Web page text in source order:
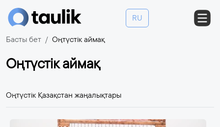
RU
Басты бет Оңтүстік аймақ
Оңтүстік аймақ
Оңтүстік Қазақстан жаңалықтары